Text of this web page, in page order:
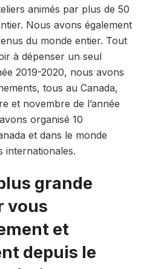
animés par plus de 50
Nous avons également
du monde entier. Tout
à dépenser un seul
2019-2020, nous avons
tous au Canada,
et novembre de l’année
organisé 10
et dans le monde
internationales.
grande
vous
et
depuis le